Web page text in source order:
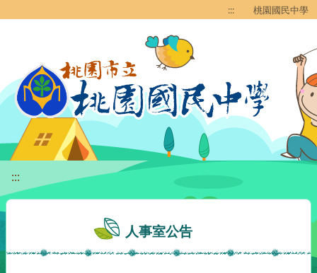
::: 桃園國民中學
:::
人事室公告